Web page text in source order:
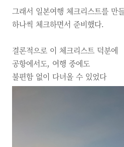
그래서 일본여행 체크리스트를 만
하나씩 체크하면서 준비했다.
결론적으로 이 체크리스트 덕분에
공항에서도, 여행 중에도
불편함 없이 다녀올 수 있었다